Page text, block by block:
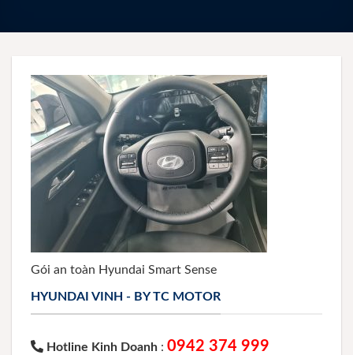
Gói an toàn Hyundai Smart Sense
HYUNDAI VINH - BY TC MOTOR
Hotline Kinh Doanh : 0942 374 999